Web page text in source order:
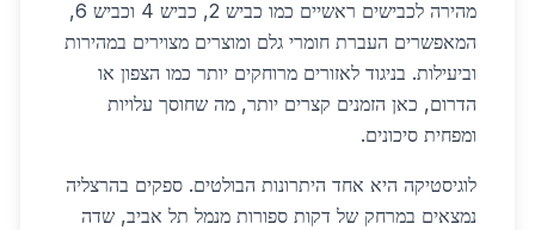
מהירה לכבישים ראשיים כמו כביש 2, כביש 4 וכביש 6,
המאפשרים העברת חומרי גלם ומוצרים מצוירים במהירות
וביעילות. בניגוד לאזורים מרוחקים יותר כמו הצפון או
הדרום, כאן הזמנים קצרים יותר, מה שחוסך עלויות
ומפחית סיכונים.
לוגיסטיקה היא אחד היתרונות הבולטים. ספקים בהרצליה
נמצאים במרחק של דקות ספורות מנמל תל אביב, שדה